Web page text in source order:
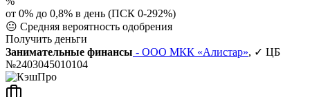
от 0% до 0,8% в день (ПСК 0-292%)
😐 Средняя вероятность одобрения
Получить деньги
Занимательные финансы - ООО МКК «Алистар», ✓ ЦБ
№2403045010104